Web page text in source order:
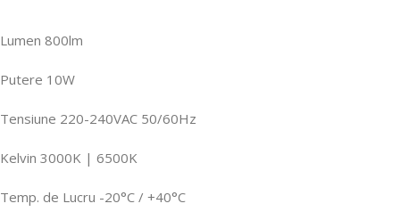
Lumen 800lm
Putere 10W
Tensiune 220-240VAC 50/60Hz
Kelvin 3000K | 6500K
Temp. de Lucru -20°C / +40°C